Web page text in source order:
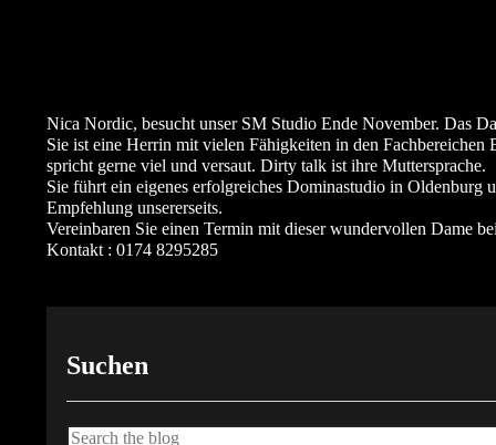
Nica Nordic, besucht unser SM Studio Ende November. Das
Sie ist eine Herrin mit vielen Fähigkeiten in den
spricht gerne viel und versaut. Dirty talk ist ihre Muttersprache.
Sie führt ein eigenes erfolgreiches Dominastudio in Oldenburg
Empfehlung unsererseits.
Vereinbaren Sie einen Termin mit dieser wundervollen Dame
Kontakt : 0174 8295285
Suchen
Suche